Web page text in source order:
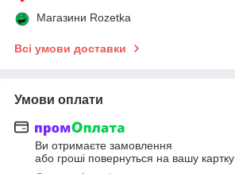
Магазини Rozetka
Всі умови доставки
Умови оплати
Ви отримаєте замовлення
або гроші повернуться на вашу картку